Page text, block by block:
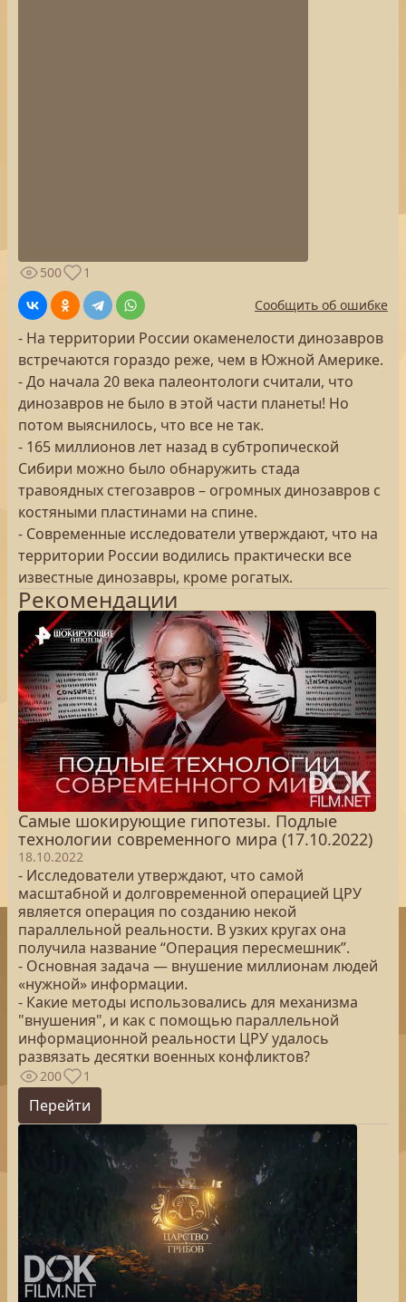
500
1
Сообщить об ошибке
- На территории России окаменелости динозавров
встречаются гораздо реже, чем в Южной Америке.
- До начала 20 века палеонтологи считали, что
динозавров не было в этой части планеты! Но
потом выяснилось, что все не так.
- 165 миллионов лет назад в субтропической
Сибири можно было обнаружить стада
травоядных стегозавров – огромных динозавров с
костяными пластинами на спине.
- Современные исследователи утверждают, что на
территории России водились практически все
известные динозавры, кроме рогатых.
Рекомендации
Самые шокирующие гипотезы. Подлые
технологии современного мира (17.10.2022)
18.10.2022
- Исследователи утверждают, что самой
масштабной и долговременной операцией ЦРУ
является операция по созданию некой
параллельной реальности. В узких кругах она
получила название “Операция пересмешник”.
- Основная задача — внушение миллионам людей
«нужной» информации.
- Какие методы использовались для механизма
"внушения", и как с помощью параллельной
информационной реальности ЦРУ удалось
развязать десятки военных конфликтов?
200 1
Перейти